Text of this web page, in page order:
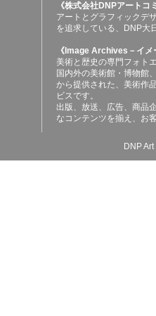
《株式会社DNPアート
アートとグラフィックデ
を追求している、DNP大
《Image Archives－イ
美術と歴史の専門フォト
国内外の美術館・博物館
から提供された、美術作
ビスです。
出版、放送、広告、商品
なコンテンツを揃え、お
DNP